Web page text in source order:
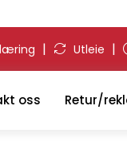
| Utleie |
oss Retur/